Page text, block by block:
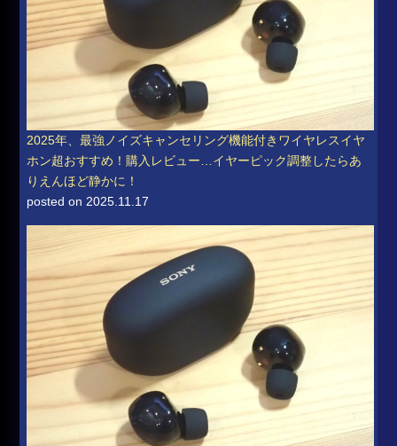
2025年、最強ノイズキャンセリング機能付きワイヤレスイヤ
ホン超おすすめ！購入レビュー…イヤーピック調整したらあ
りえんほど静かに！
posted on 2025.11.17